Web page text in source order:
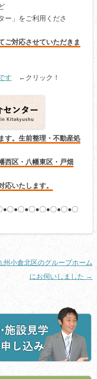
ー」をご利用くださ
ご対応させていただきま
す ←クリック！
す。生前整理・不動産処
西区・八幡東区・戸畑
いたします。
●〇●〇●〇●〇●〇●〇●〇
州小倉北区のグループホーム
にお伺いしました →